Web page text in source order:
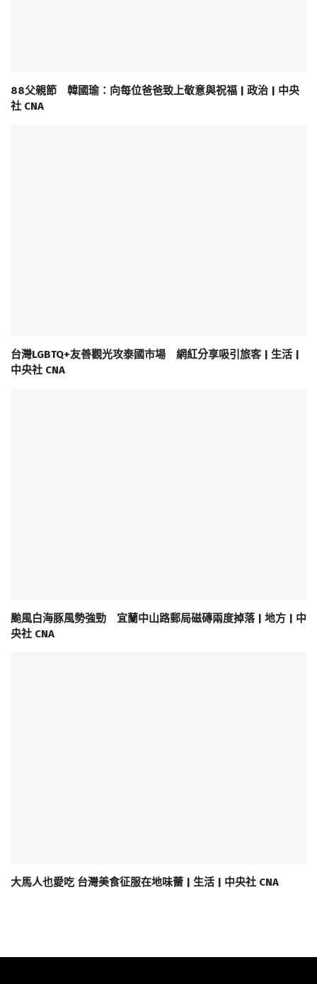
88父親節 韓國瑜：向每位爸爸致上敬意與祝福 | 政治 | 中央
社 CNA
台灣LGBTQ+友善觀光攻泰國市場 網紅分享吸引旅客 | 生活 |
中央社 CNA
颱風白海豚風勢強勁 宜蘭中山路郵局磁磚兩度掉落 | 地方 | 中
央社 CNA
大馬人也愛吃 台灣美食征服在地味蕾 | 生活 | 中央社 CNA